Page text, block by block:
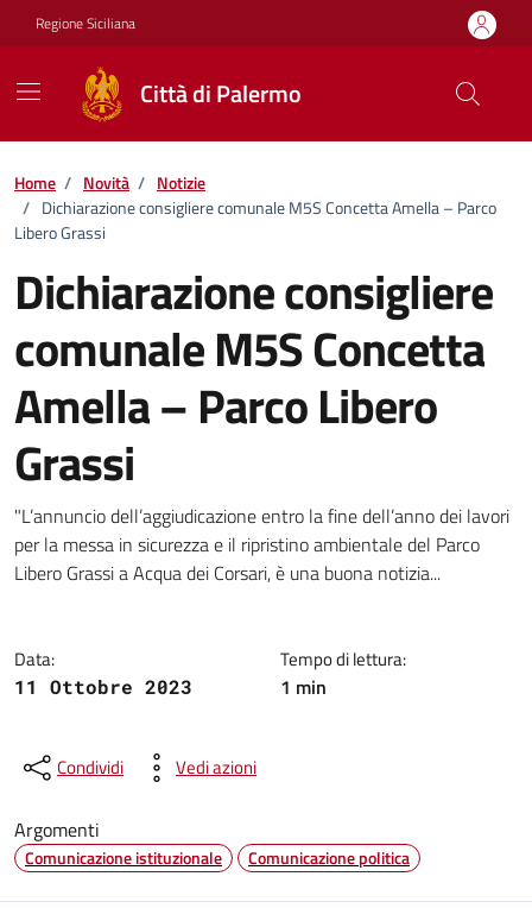
Vai ai contenuti
Vai al footer
Regione Siciliana
Città di Palermo
Home / Novità / Notizie
/ Dichiarazione consigliere comunale M5S Concetta Amella – Parco
Libero Grassi
Dichiarazione consigliere
comunale M5S Concetta
Amella – Parco Libero
Grassi
Dettagli della notizia
"L’annuncio dell’aggiudicazione entro la fine dell’anno dei lavori
per la messa in sicurezza e il ripristino ambientale del Parco
Libero Grassi a Acqua dei Corsari, è una buona notizia...
Data:
11 Ottobre 2023
Tempo di lettura:
1 min
Condividi Vedi azioni
Argomenti
Comunicazione istituzionale Comunicazione politica